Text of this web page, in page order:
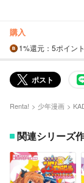
購入
1%還元 ：5ポイン
ポスト
Renta! 少年漫画
関連シリーズ